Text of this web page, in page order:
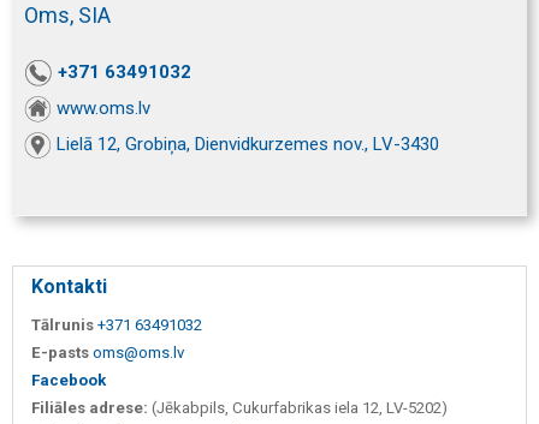
Oms, SIA
+371 63491032
www.oms.lv
Lielā 12, Grobiņa, Dienvidkurzemes nov., LV-3430
Kontakti
Tālrunis +371 63491032
E-pasts oms@oms.lv
Facebook
Filiāles adrese: (Jēkabpils, Cukurfabrikas iela 12, LV-5202)